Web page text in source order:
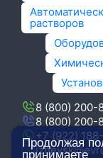
растворов
8 (800) 200-
8 (800) 200-
+7 (922)
Продолжая
принимаете